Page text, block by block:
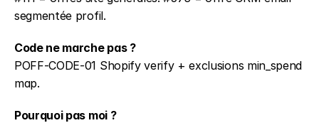
segmentée profil.
Code ne marche pas ?
POFF-CODE-01 Shopify verify + exclusions min_spend
map.
Pourquoi pas moi ?